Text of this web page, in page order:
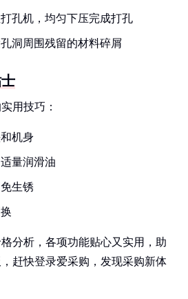
打孔机，均匀下压完成打孔
孔洞周围残留的材料碎屑
用技巧：
机身
量润滑油
生锈
分析，各项功能贴心又实用，助
赶快登录爱采购，发现采购新体